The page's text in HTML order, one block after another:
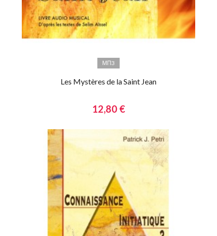
МП3
Les Mystères de la Saint Jean
12,80 €